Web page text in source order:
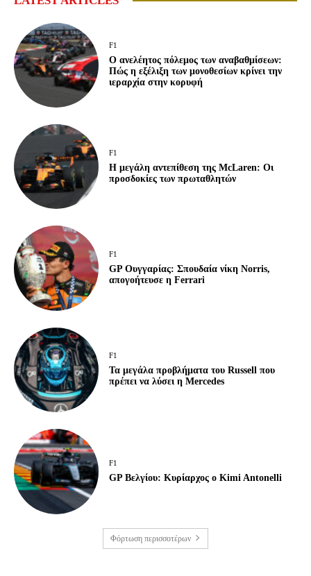
F1
Ο ανελέητος πόλεμος των αναβαθμίσεων:
Πώς η εξέλιξη των μονοθεσίων κρίνει την
ιεραρχία στην κορυφή
F1
Η μεγάλη αντεπίθεση της McLaren: Οι
προσδοκίες των πρωταθλητών
F1
GP Ουγγαρίας: Σπουδαία νίκη Norris,
απογοήτευσε η Ferrari
F1
Τα μεγάλα προβλήματα του Russell που
πρέπει να λύσει η Mercedes
F1
GP Βελγίου: Κυρίαρχος ο Kimi Antonelli
Φόρτωση περισσοτέρων